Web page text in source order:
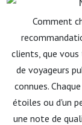
Comment
clients, que
de voyageurs
connues.
étoiles ou d'un
une note de